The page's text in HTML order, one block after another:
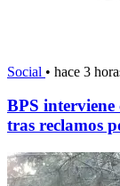
Social • hace 3
BPS
tras reclamos